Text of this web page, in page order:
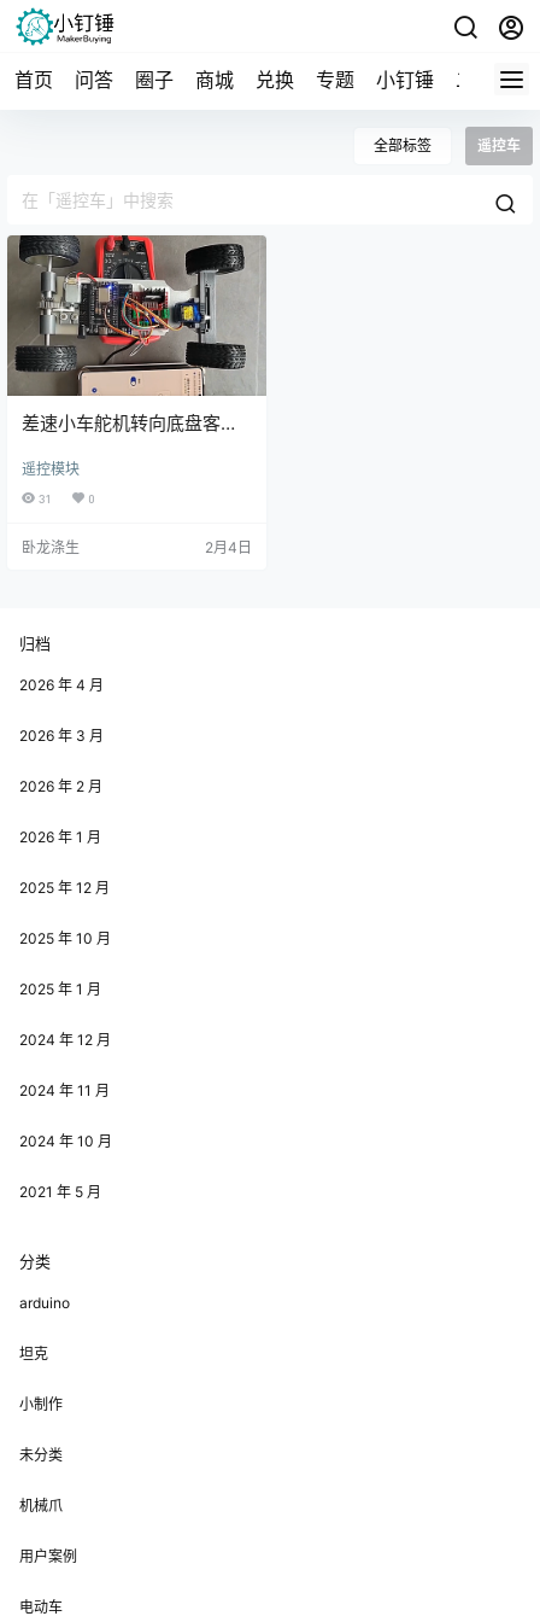
首页 问答 圈子 商城 兑换 专题 小钉锤 二手 导
全部标签 遥控车
差速小车舵机转向底盘客户
吉吉
遥控模块
31 0
卧龙涤生 2月4日
归档
2026 年 4 月
2026 年 3 月
2026 年 2 月
2026 年 1 月
2025 年 12 月
2025 年 10 月
2025 年 1 月
2024 年 12 月
2024 年 11 月
2024 年 10 月
2021 年 5 月
分类
arduino
坦克
小制作
未分类
机械爪
用户案例
电动车